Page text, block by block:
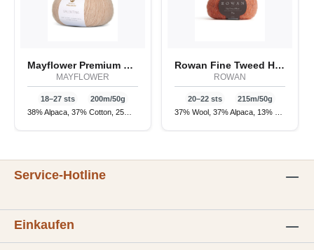
Mayflower Premium Valentina
MAYFLOWER
18–27 sts
200m/50g
38% Alpaca, 37% Cotton, 25% Merino
Rowan Fine Tweed Haze
ROWAN
20–22 sts
215m/50g
37% Wool, 37% Alpaca, 13% Nylon, 9% Cotton
Service-Hotline
Einkaufen